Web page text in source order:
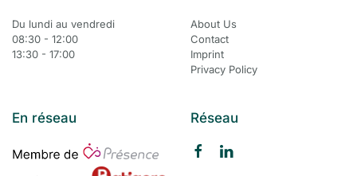
Du lundi au vendredi
08:30 - 12:00
13:30 - 17:00
About Us
Contact
Imprint
Privacy Policy
En réseau Réseau